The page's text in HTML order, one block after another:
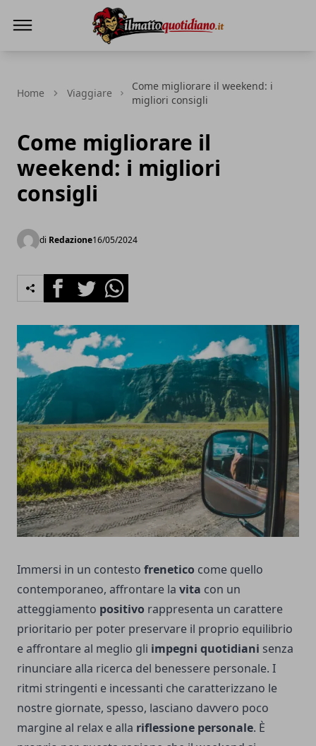
Home Viaggiare
Come migliorare il weekend: i
migliori consigli
Come migliorare il
weekend: i migliori
consigli
di Redazione16/05/2024
FacebookTwitterWhatsapp
Immersi in un contesto frenetico come quello
contemporaneo, affrontare la vita con un
atteggiamento positivo rappresenta un carattere
prioritario per poter preservare il proprio equilibrio
e affrontare al meglio gli impegni quotidiani senza
rinunciare alla ricerca del benessere personale. I
ritmi stringenti e incessanti che caratterizzano le
nostre giornate, spesso, lasciano davvero poco
margine al relax e alla riflessione personale. È